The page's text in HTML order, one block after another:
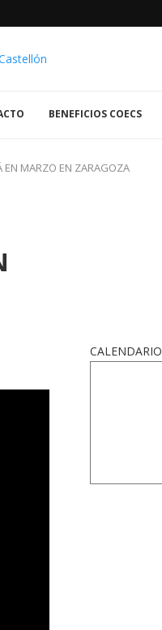
BENEFICIOS COECS
EN MARZO EN ZARAGOZA
CALENDARIO